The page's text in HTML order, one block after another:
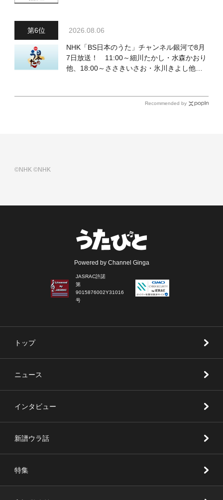
2026.08.06
NHK「BS日本のうた」チャンネル銀河で8月
7日放送！ 11:00～細川たかし・水森かおり
他、18:00～ささきいさお・氷川きよし他登
Recommended by
©NHK©NHK
Powered by Channel Ginga
JASRAC許諾
第
9015876002Y31016
号
トップ
ニュース
インタビュー
新譜ウラ話
特集